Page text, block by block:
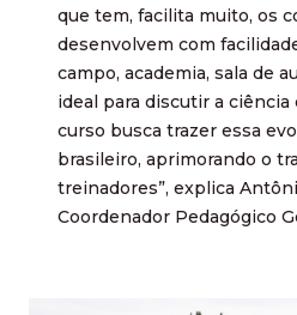
que tem, facilita muito, os
desenvolvem com
campo, academia, sala de
ideal para discutir a
curso busca trazer essa
brasileiro, aprimorando o
treinadores”, explica
Coordenador Pedagógico